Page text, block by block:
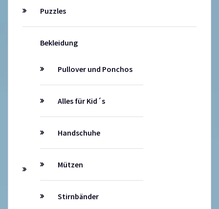
Puzzles
Bekleidung
Pullover und Ponchos
Alles für Kid´s
Handschuhe
Mützen
Stirnbänder